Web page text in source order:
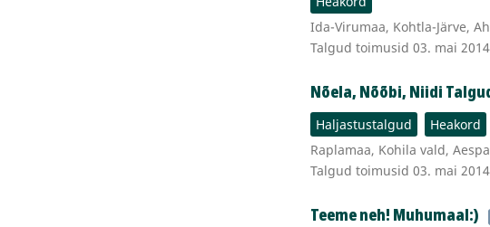
Ida-Virumaa, Kohtla-Järve,
Talgud toimusid 03. mai 2014
Nõela, Nõõbi, Niidi
Haljastustalgud Heakord
Raplamaa, Kohila vald,
Talgud toimusid 03. mai 2014
Teeme neh! Muhumaal:)